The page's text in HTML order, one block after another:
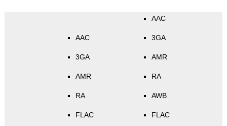
AAC
3GA
AMR
RA
FLAC
AAC
3GA
AMR
RA
AWB
FLAC